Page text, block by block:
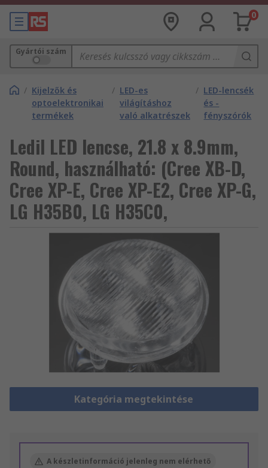
0
Gyártói szám
/ Kijelzők és
optoelektronikai
termékek
/ LED-es
világításhoz
való alkatrészek
/ LED-lencsék
és -
fényszórók
Ledil LED lencse, 21.8 x 8.9mm,
Round, használható: (Cree XB-D,
Cree XP-E, Cree XP-E2, Cree XP-G,
LG H35B0, LG H35C0,
Kategória megtekintése
A készletinformáció jelenleg nem elérhető